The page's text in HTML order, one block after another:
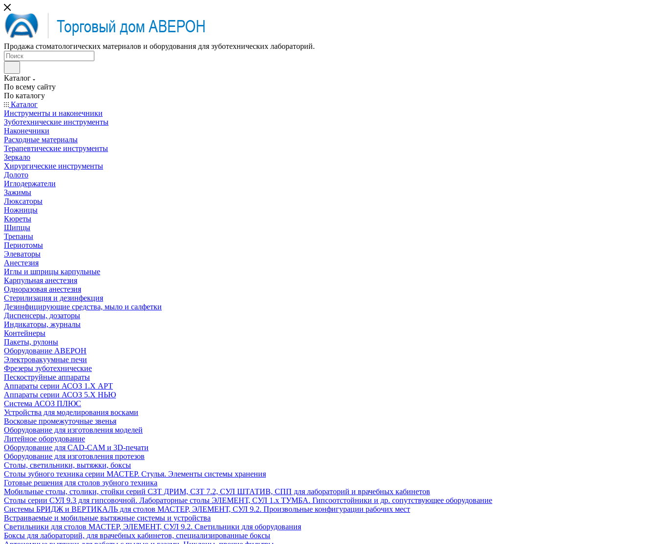
Продажа стоматологических материалов и оборудования для зуботехнических лабораторий.
Каталог
По всему сайту
По каталогу
Каталог
Инструменты и наконечники
Зуботехнические инструменты
Наконечники
Расходные материалы
Терапевтические инструменты
Зеркало
Хирургические инструменты
Долото
Иглодержатели
Зажимы
Люксаторы
Ножницы
Кюреты
Шипцы
Трепаны
Периотомы
Элеваторы
Анестезия
Иглы и шприцы карпульные
Карпульная анестезия
Одноразовая анестезия
Стерилизация и дезинфекция
Дезинфицирующие средства, мыло и салфетки
Диспенсеры, дозаторы
Индикаторы, журналы
Контейнеры
Пакеты, рулоны
Оборудование АВЕРОН
Электровакуумные печи
Фрезеры зуботехнические
Пескоструйные аппараты
Аппараты серии АСОЗ 1.Х АРТ
Аппараты серии АСОЗ 5.Х НЬЮ
Система АСОЗ ПЛЮС
Устройства для моделирования восками
Восковые промежуточные звенья
Оборудование для изготовления моделей
Литейное оборудование
Оборудование для CAD-CAM и 3D-печати
Оборудование для изготовления протезов
Cтолы, светильники, вытяжки, боксы
Столы зубного техника серии МАСТЕР. Стулья. Элементы системы хранения
Готовые решения для столов зубного техника
Мобильные столы, столики, стойки серий СЗТ ДРИМ, СЗТ 7.2, СУЛ ШТАТИВ, СПП для лабораторий и врачебных кабинетов
Столы серии СУЛ 9.3 для гипсовочной. Лабораторные столы ЭЛЕМЕНТ, СУЛ 1.х ТУМБА. Гипсоотстойники и др. сопутствующее оборудование
Системы БРИДЖ и ВЕРТИКАЛЬ для столов МАСТЕР, ЭЛЕМЕНТ, СУЛ 9.2. Произвольные конфигурации рабочих мест
Встраиваемые и мобильные вытяжные системы и устройства
Светильники для столов МАСТЕР, ЭЛЕМЕНТ, СУЛ 9.2. Светильники для оборудования
Боксы для лабораторий, для врачебных кабинетов, специализированные боксы